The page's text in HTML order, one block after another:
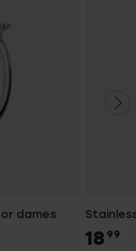
dames
18 99